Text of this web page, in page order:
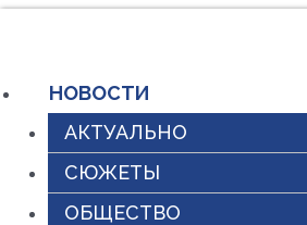
содержимому
НОВОСТИ
АКТУАЛЬНО
СЮЖЕТЫ
ОБЩЕСТВО